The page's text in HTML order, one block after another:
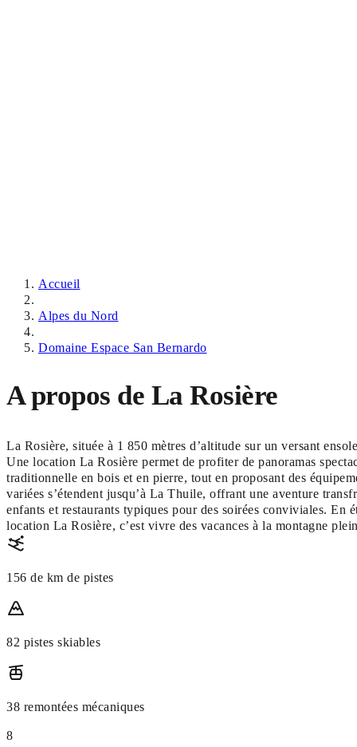
Accueil
Alpes du Nord
Domaine Espace San Bernardo
A propos de La Rosière
La Rosière, située à 1 850 mètres d’altitude sur un versant
Une location La Rosière permet de profiter de panoramas
traditionnelle en bois et en pierre, tout en proposant des
variées s’étendent jusqu’à La Thuile, offrant une aventure
enfants et restaurants typiques pour des soirées conviviales. En
location La Rosière, c’est vivre des vacances à la montagne
156 de km de pistes
82 pistes skiables
38 remontées mécaniques
8